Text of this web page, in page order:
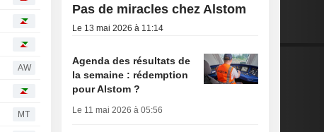
AW
MT
Pas de miracles chez Alstom
Le 13 mai 2026 à 11:14
Agenda des résultats de
la semaine : rédemption
pour Alstom ?
Le 11 mai 2026 à 05:56